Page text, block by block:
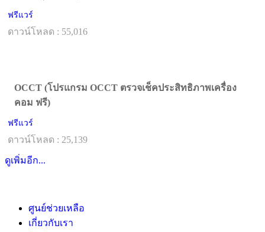
ฟรีแวร์
ดาวน์โหลด : 55,016
OCCT (โปรแกรม OCCT ตรวจเช็คประสิทธิภาพเครื่อง
คอม ฟรี)
ฟรีแวร์
ดาวน์โหลด : 25,139
ดูเพิ่มอีก...
ศูนย์ช่วยเหลือ
เกี่ยวกับเรา